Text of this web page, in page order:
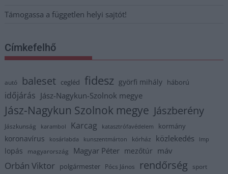
Támogassa a független helyi sajtót!
Címkefelhő
autó baleset cegléd fidesz györfi mihály háború
időjárás Jász-Nagykun-Szolnok megye
Jász-Nagykun Szolnok megye Jászberény
Jászkunság karambol Karcag katasztrófavédelem kormány
koronavírus kosárlabda kunszentmárton kórház közlekedés lmp
lopás magyarország Magyar Péter mezőtúr máv
Orbán Viktor polgármester Pócs János rendőrség sport